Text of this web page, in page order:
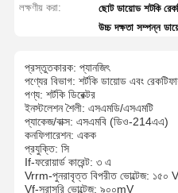
লক্ষণীয় করা:
ছোট ডায়োড শটকি
উচ্চ দক্ষতা সম্পন্ন
প্রস্তুতকারক: প্যানজিৎ
পণ্যের বিভাগ: শর্টকি ডায়োড এবং
পণ্য: শর্টকি ডিরেক্টর
ইনস্টলেশন শৈলী: এসএমডি/এসএমটি
প্যাকেজ/বাক্স: এসএমবি (ডিও-214এএ)
কনফিগারেশন: একক
প্রযুক্তি: সি
If-ফরোয়ার্ড কারেন্ট: ৩ এ
Vrrm-পুনরাবৃত্ত বিপরীত ভোল্টেজ: ১৫০ V
Vf-সরাসরি ভোল্টেজ: ৯০০mV